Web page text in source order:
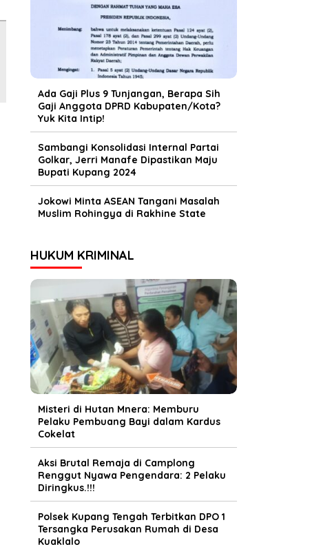
Ada Gaji Plus 9 Tunjangan, Berapa Sih
Gaji Anggota DPRD Kabupaten/Kota?
Yuk Kita Intip!
Sambangi Konsolidasi Internal Partai
Golkar, Jerri Manafe Dipastikan Maju
Bupati Kupang 2024
Jokowi Minta ASEAN Tangani Masalah
Muslim Rohingya di Rakhine State
HUKUM KRIMINAL
Misteri di Hutan Mnera: Memburu
Pelaku Pembuang Bayi dalam Kardus
Cokelat
Aksi Brutal Remaja di Camplong
Renggut Nyawa Pengendara: 2 Pelaku
Diringkus.!!!
Polsek Kupang Tengah Terbitkan DPO 1
Tersangka Perusakan Rumah di Desa
Kuaklalo